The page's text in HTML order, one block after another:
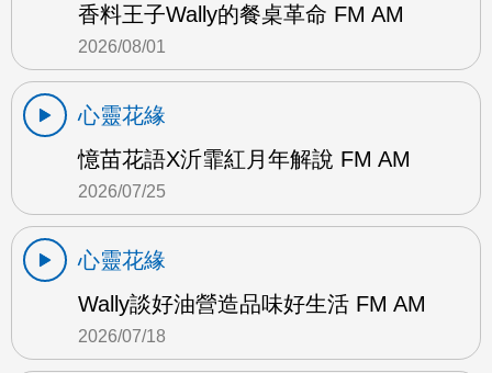
香料王子Wally的餐桌革命 FM AM
2026/08/01
心靈花緣
憶苗花語X沂霏紅月年解說 FM AM
2026/07/25
心靈花緣
Wally談好油營造品味好生活 FM AM
2026/07/18